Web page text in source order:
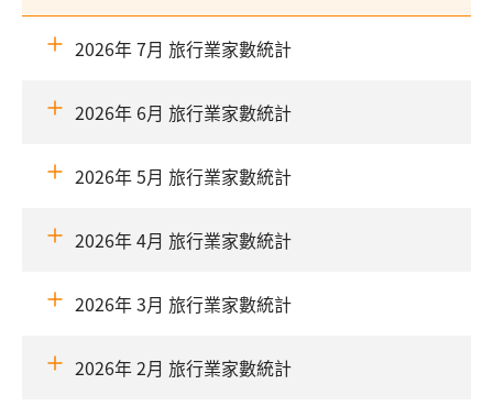
2026年 7月 旅行業家數統計
2026年 6月 旅行業家數統計
2026年 5月 旅行業家數統計
2026年 4月 旅行業家數統計
2026年 3月 旅行業家數統計
2026年 2月 旅行業家數統計